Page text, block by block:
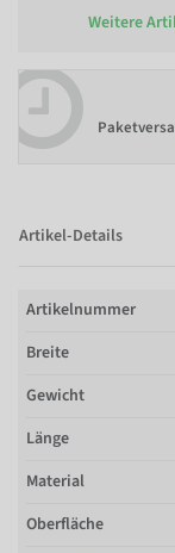
Weitere
Artikel-Details
Artikelnummer
Breite
Gewicht
Länge
Material
Oberfläche